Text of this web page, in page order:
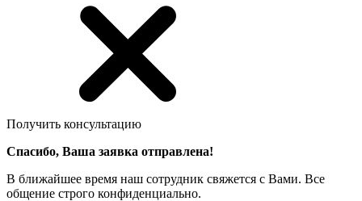
Получить консультацию
Спасибо, Ваша заявка отправлена!
В ближайшее время наш сотрудник свяжется с Вами. Все
общение строго конфиденциально.